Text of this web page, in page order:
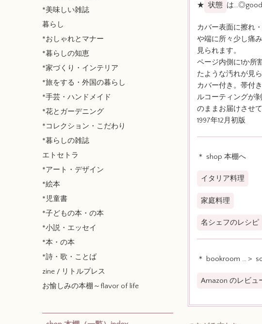
★ 状態 は
カバー表面に擦れ
や端に所々少し痛
見られます。
ページ内側に1か所
たような汚れが見
カバー付き。帯付
ルコーティングが
のままお届けさせ
1997年12月初版
＊ shop 本棚へ
イタリア料理
家庭料理
名シェフのレシピ
＊ bookroom …＞
Amazon のレビュ
*美味しい雑誌
暮らし
*おしゃれとマナー
*暮らしの知恵
*家づくり・インテリア
*旅をする・外国の暮らし
*手芸・ハンドメイド
*花とガーデニング
*コレクション・こだわり
*暮らしの雑誌
エトセトラ
*アート・デザイン
*絵本
*児童書
*子どもの本・の本
*小説・エッセイ
*本・の本
*詩・歌・ことば
zine / リトルプレス
お愉しみの本棚～flavor of life